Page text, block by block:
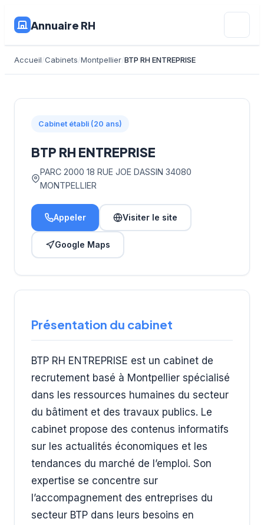
Annuaire RH
Accueil Cabinets Montpellier BTP RH ENTREPRISE
Cabinet établi (20 ans)
BTP RH ENTREPRISE
PARC 2000 18 RUE JOE DASSIN 34080
MONTPELLIER
Appeler Visiter le site
Google Maps
Présentation du cabinet
BTP RH ENTREPRISE est un cabinet de
recrutement basé à Montpellier spécialisé
dans les ressources humaines du secteur
du bâtiment et des travaux publics. Le
cabinet propose des contenus informatifs
sur les actualités économiques et les
tendances du marché de l’emploi. Son
expertise se concentre sur
l’accompagnement des entreprises du
secteur BTP dans leurs besoins en